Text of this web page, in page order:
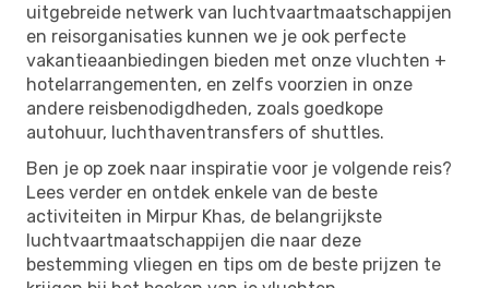
uitgebreide netwerk van luchtvaartmaatschappijen
en reisorganisaties kunnen we je ook perfecte
vakantieaanbiedingen bieden met onze vluchten +
hotelarrangementen, en zelfs voorzien in onze
andere reisbenodigdheden, zoals goedkope
autohuur, luchthaventransfers of shuttles.
Ben je op zoek naar inspiratie voor je volgende reis?
Lees verder en ontdek enkele van de beste
activiteiten in Mirpur Khas, de belangrijkste
luchtvaartmaatschappijen die naar deze
bestemming vliegen en tips om de beste prijzen te